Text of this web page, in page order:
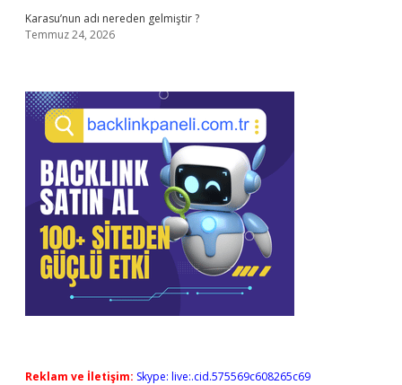
Karasu’nun adı nereden gelmiştir ?
Temmuz 24, 2026
Reklam ve İletişim: Skype: live:.cid.575569c608265c69